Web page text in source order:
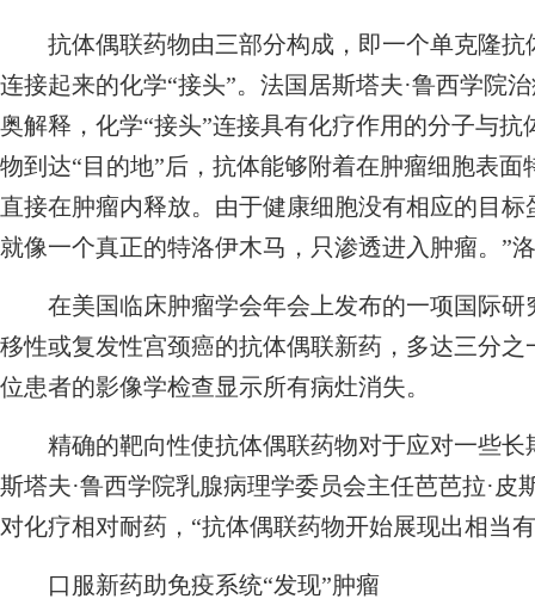
抗体偶联药物由三部分构成，即一个单克隆抗
连接起来的化学“接头”。法国居斯塔夫·鲁西学院
奥解释，化学“接头”连接具有化疗作用的分子与
物到达“目的地”后，抗体能够附着在肿瘤细胞表
直接在肿瘤内释放。由于健康细胞没有相应的目
就像一个真正的特洛伊木马，只渗透进入肿瘤。”
在美国临床肿瘤学会年会上发布的一项国际研
移性或复发性宫颈癌的抗体偶联新药，多达三分
位患者的影像学检查显示所有病灶消失。
精确的靶向性使抗体偶联药物对于应对一些长
斯塔夫·鲁西学院乳腺病理学委员会主任芭芭拉·
对化疗相对耐药，“抗体偶联药物开始展现出相当
口服新药助免疫系统“发现”肿瘤